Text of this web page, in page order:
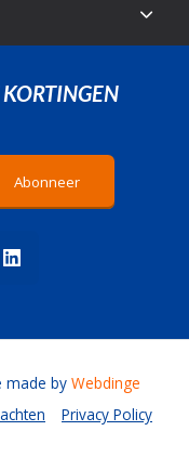
Abonneer
Privacy Policy
made by Webdinge